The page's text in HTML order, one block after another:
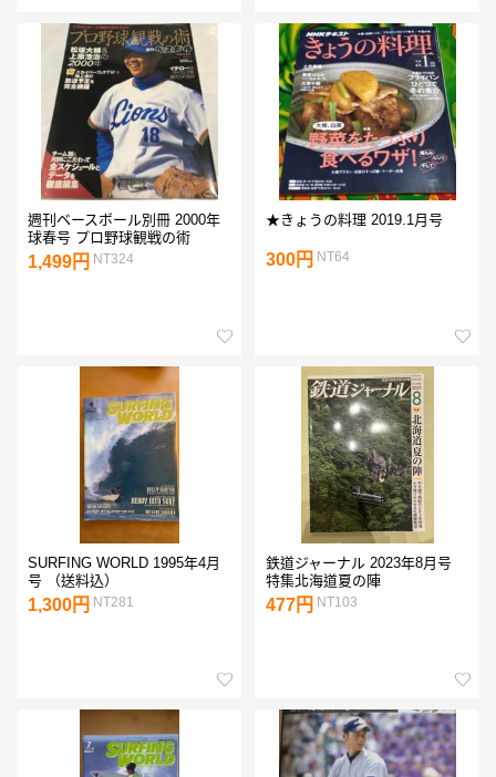
週刊ベースボール別冊 2000年
球春号 プロ野球観戦の術
1,499円 NT324
★きょうの料理 2019.1月号
300円 NT64
SURFING WORLD 1995年4月
号 （送料込）
1,300円 NT281
鉄道ジャーナル 2023年8月号
特集北海道夏の陣
477円 NT103